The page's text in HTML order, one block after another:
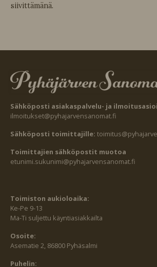
siivittämänä.
Sähköposti asiakaspalvelu- ja
ilmoitukset@pyhajarvensanomat.fi
Sähköposti toimittajille:
Toimittajien sähköpostit muotoa
etunimi.sukunimi@pyhajarvensanomat.fi
Toimiston aukioloaika:
Ke-Pe 9-13
Ma-Ti suljettu käyntiasiakkailta
Osoite:
Asematie 2, 86800 Pyhäsalmi
Puhelin: